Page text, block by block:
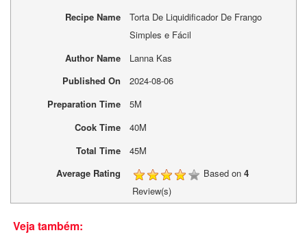
Recipe Name
Torta De Liquidificador De Frango
Simples e Fácil
Author Name
Lanna Kas
Published On
2024-08-06
Preparation Time
5M
Cook Time
40M
Total Time
45M
Average Rating
Based on 4
Review(s)
Veja também: